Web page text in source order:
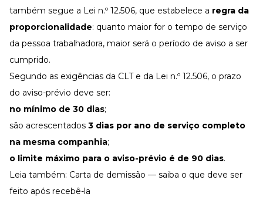
também segue a Lei n.º 12.506, que estabelece a regra da
proporcionalidade: quanto maior for o tempo de serviço
da pessoa trabalhadora, maior será o período de aviso a ser
cumprido.
Segundo as exigências da CLT e da Lei n.º 12.506, o prazo
do aviso-prévio deve ser:
no mínimo de 30 dias;
são acrescentados 3 dias por ano de serviço completo
na mesma companhia;
o limite máximo para o aviso-prévio é de 90 dias.
Leia também: Carta de demissão — saiba o que deve ser
feito após recebê-la